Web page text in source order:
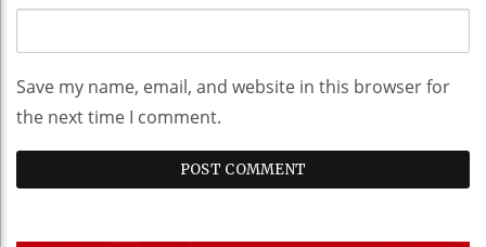
Save my name, email, and website in this browser for
the next time I comment.